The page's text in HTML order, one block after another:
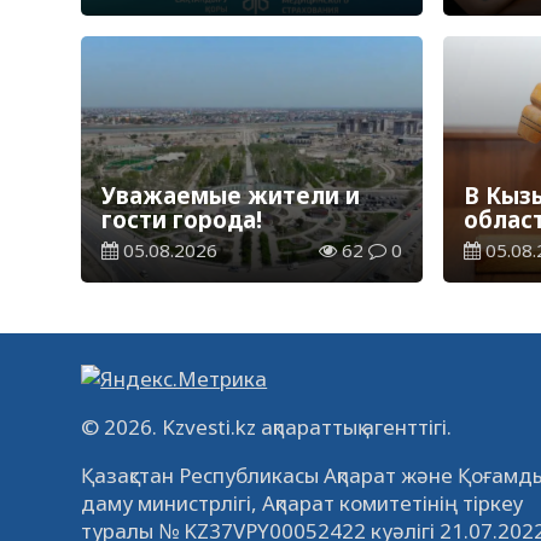
Уважаемые жители и
гости города!
05.08.2026 62 0
В
© 2026. Kzvesti.kz ақпараттық агенттігі.
Қазақстан Республикасы Ақпарат және
даму министрлігі, Ақпарат комитетінің тіркеу
туралы № KZ37VPY00052422 куәлігі